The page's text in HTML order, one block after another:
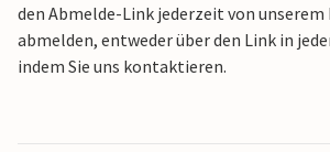
den Abmelde-Link jederzeit von
abmelden, entweder über den Link in
indem Sie uns kontaktieren.